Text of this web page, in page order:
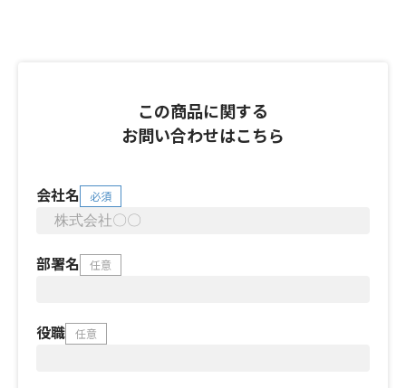
この商品に関する
お問い合わせはこちら
会社名 必須
部署名 任意
役職 任意